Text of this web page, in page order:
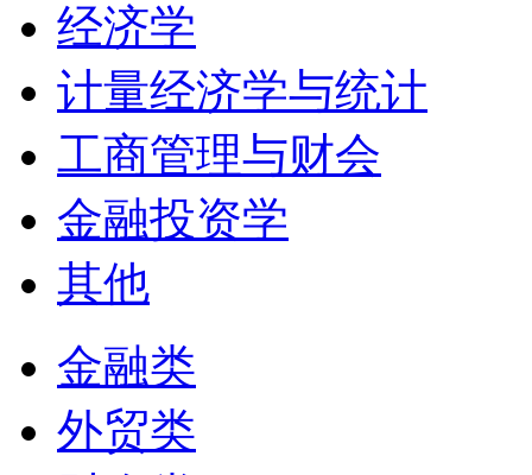
经济学
计量经济学与统计
工商管理与财会
金融投资学
其他
金融类
外贸类